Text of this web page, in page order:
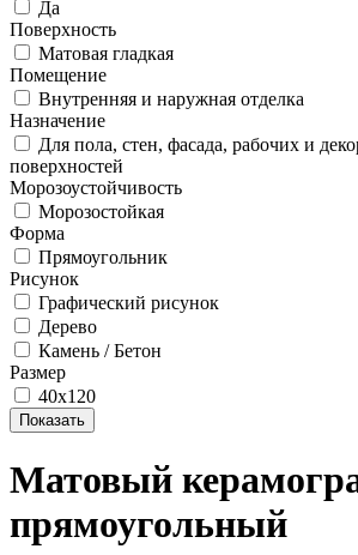
Да
Поверхность
Матовая гладкая
Помещение
Внутренняя и наружная отделка
Назначение
Для пола, стен, фасада, рабочих и
поверхностей
Морозоустойчивость
Морозостойкая
Форма
Прямоугольник
Рисунок
Графический рисунок
Дерево
Камень / Бетон
Размер
40х120
Матовый
прямоугольный